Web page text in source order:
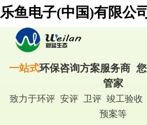
乐鱼电子(中国)有限公
一站式环保咨询方案服务商
管家
致力于环评 安评 卫评 竣工验收
预案等